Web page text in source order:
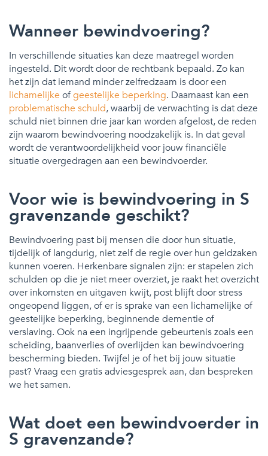
Wanneer bewindvoering?
In verschillende situaties kan deze maatregel worden
ingesteld. Dit wordt door de rechtbank bepaald. Zo kan
het zijn dat iemand minder zelfredzaam is door een
lichamelijke ofgeestelijke beperking. Daarnaast kan een
problematische schuld, waarbij de verwachting is dat deze
schuld niet binnen drie jaar kan worden afgelost, de reden
zijn waarom bewindvoering noodzakelijk is. In dat geval
wordt de verantwoordelijkheid voor jouw financiële
situatie overgedragen aan een bewindvoerder.
Voor wie is bewindvoering in S
gravenzande geschikt?
Bewindvoering past bij mensen die door hun situatie,
tijdelijk of langdurig, niet zelf de regie over hun geldzaken
kunnen voeren. Herkenbare signalen zijn: er stapelen zich
schulden op die je niet meer overziet, je raakt het overzicht
over inkomsten en uitgaven kwijt, post blijft door stress
ongeopend liggen, of er is sprake van een lichamelijke of
geestelijke beperking, beginnende dementie of
verslaving. Ook na een ingrijpende gebeurtenis zoals een
scheiding, baanverlies of overlijden kan bewindvoering
bescherming bieden. Twijfel je of het bij jouw situatie
past? Vraag een gratis adviesgesprek aan, dan bespreken
we het samen.
Wat doet een bewindvoerder in
S gravenzande?